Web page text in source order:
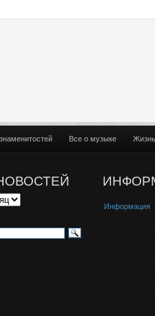
Все о музыке
Информация